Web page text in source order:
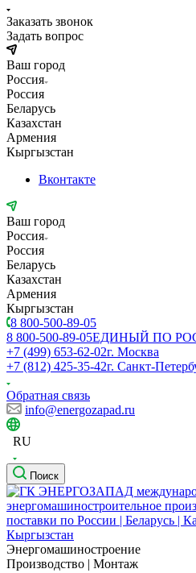
Заказать звонок
Задать вопрос
Ваш город
Россия
Россия
Беларусь
Казахстан
Армения
Кыргызстан
Вконтакте
Ваш город
Россия
Россия
Беларусь
Казахстан
Армения
Кыргызстан
8 800-500-89-05
8 800-500-89-05ЕДИНЫЙ ПО
+7 (499) 653-62-02г. Москва
+7 (812) 425-35-42г. Санкт-
Обратная связь
info@energozapad.ru
RU
Поиск
Энергомашиностроение
Производство | Монтаж